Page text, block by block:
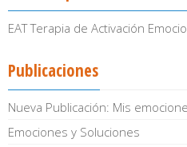
EAT Terapia de Activación
Publicaciones
Nueva Publicación: Mis
Emociones y Soluciones